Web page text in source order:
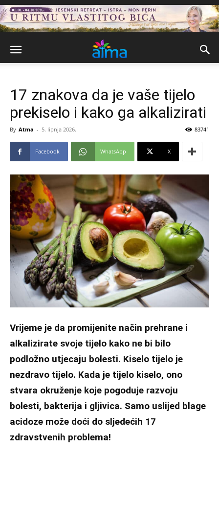
17 znakova da je vaše tijelo
prekiselo i kako ga alkalizirati
By Atma - 5. lipnja 2026. 83741
Facebook WhatsApp X
Vrijeme je da promijenite način prehrane i
alkalizirate svoje tijelo kako ne bi bilo
podložno utjecaju bolesti. Kiselo tijelo je
nezdravo tijelo. Kada je tijelo kiselo, ono
stvara okruženje koje pogoduje razvoju
bolesti, bakterija i gljivica. Samo uslijed blage
acidoze može doći do sljedećih 17
zdravstvenih problema!